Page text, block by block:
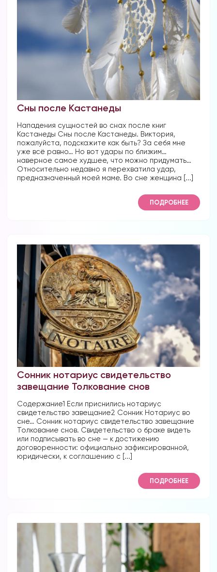
Сны после Кастанеды
Нападения сущностей во снах после книг
Кастанеды Сны после Кастанеды. Виктория,
пожалуйста, подскажите как быть? За себя мне
уже всё равно… Но вот удары по близким…
наверное самое худшее, что можно придумать…
Относительно недавно я перехватила удар,
предназначенный моей маме. Во сне женщина [...]
ПОДРОБНЕЕ
Сонник нотариус свидетельство
завещание Толкование снов
Содержание1 Если приснились нотариус
свидетельство завещание2 Сонник Нотариус во
сне… Сонник нотариус свидетельство завещание
Толкование снов. Свидетельство о браке видеть
или подписывать во сне — к достижению
договоренности: официально зафиксированной,
юридически, к соглашению с [...]
ПОДРОБНЕЕ